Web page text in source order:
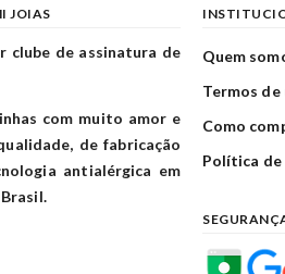
JOIAS
clube de assinatura de
com muito amor e
de fabricação
antialérgica em
Quem
Termos de
Como
Política de